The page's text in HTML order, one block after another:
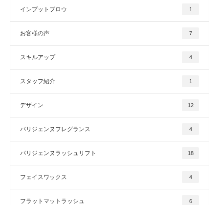
インプットブロウ 1
お客様の声 7
スキルアップ 4
スタッフ紹介 1
デザイン 12
パリジェンヌフレグランス 4
パリジェンヌラッシュリフト 18
フェイスワックス 4
フラットマットラッシュ 6